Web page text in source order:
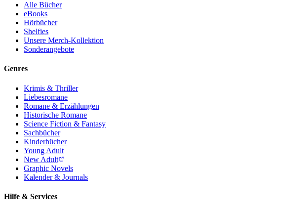
Alle Bücher
eBooks
Hörbücher
Shelfies
Unsere Merch-Kollektion
Sonderangebote
Genres
Krimis & Thriller
Liebesromane
Romane & Erzählungen
Historische Romane
Science Fiction & Fantasy
Sachbücher
Kinderbücher
Young Adult
New Adult
Graphic Novels
Kalender & Journals
Hilfe & Services